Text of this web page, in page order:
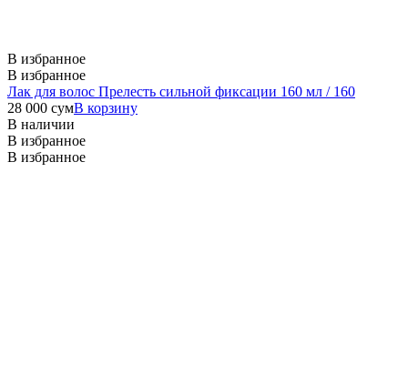
В избранное
В избранное
Лак для волос Прелесть сильной фиксации 160 мл / 160
28 000 сумВ корзину
В наличии
В избранное
В избранное